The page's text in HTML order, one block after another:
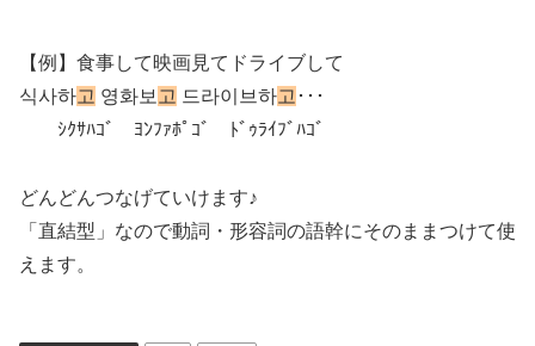
【例】食事して映画見てドライブして
식사하고 영화보 고 드라이브하고 ･･･
ｼｸｻﾊｺﾞ ﾖﾝﾌｧﾎﾟｺﾞ ﾄﾞｩﾗｲﾌﾞﾊｺﾞ
どんどんつなげていけます♪
「直結型」なので動詞・形容詞の語幹にそのままつけて使
えます。